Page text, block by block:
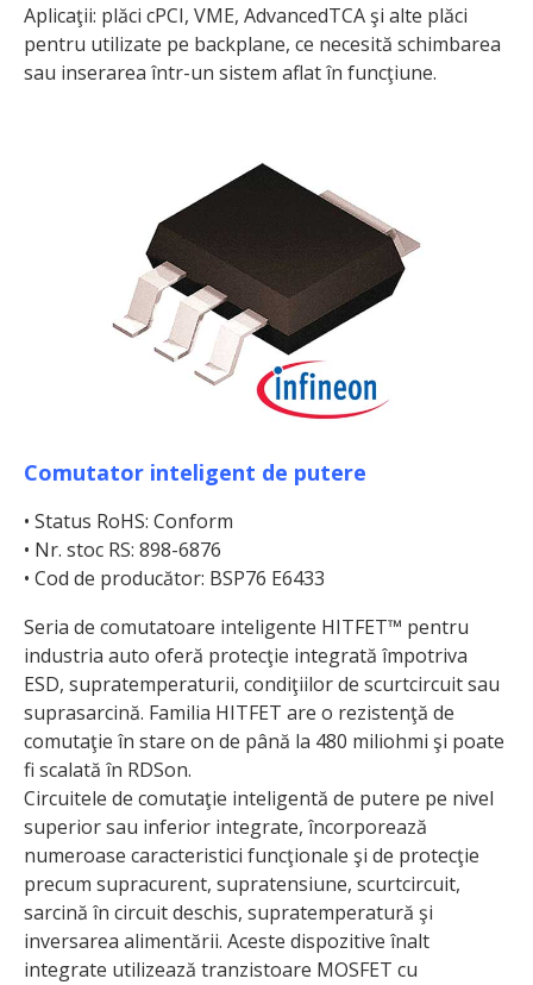
Aplicaţii: plăci cPCI, VME, AdvancedTCA şi alte plăci
pentru utilizate pe backplane, ce necesită schimbarea
sau inserarea într-un sistem aflat în funcţiune.
Comutator inteligent de putere
• Status RoHS: Conform
• Nr. stoc RS: 898-6876
• Cod de producător: BSP76 E6433
Seria de comutatoare inteligente HITFET™ pentru
industria auto oferă protecţie integrată împotriva
ESD, supratemperaturii, condiţiilor de scurtcircuit sau
suprasarcină. Familia HITFET are o rezistenţă de
comu­taţie în stare on de până la 480 miliohmi şi poate
fi scalată în RDSon.
Circuitele de comutaţie inteligentă de putere pe nivel
superior sau inferior integrate, încorporează
numeroase caracteristici funcţionale şi de protecţie
precum supracurent, supratensiune, scurtcircuit,
sarcină în circuit deschis, supratemperatură şi
inversarea alimentării. Aceste dispozitive înalt
integrate utilizează tranzistoare MOSFET cu